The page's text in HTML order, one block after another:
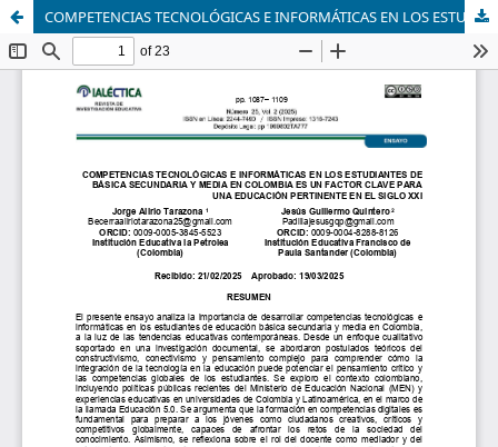
COMPETENCIAS TECNOLÓGICAS E INFORMÁTICAS EN LOS ESTUDIANTES DE BÁSICA SECUNDARIA Y MEDIA EN COLOMBIA ES UN FACTOR CLAVE PARA UNA EDUCACIÓN PERTINENTE EN EL SIGLO XXI